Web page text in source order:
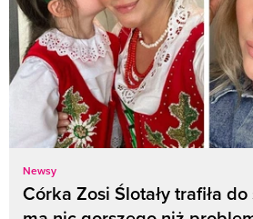
Newsy
Córka Zosi Ślotały trafiła